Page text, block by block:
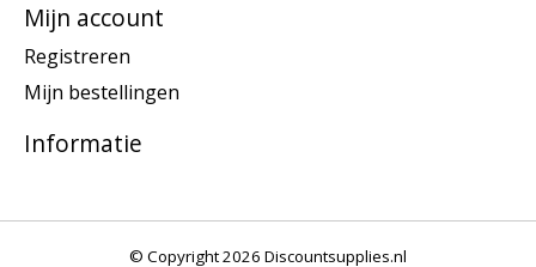
Mijn account
Registreren
Mijn bestellingen
Informatie
© Copyright 2026 Discountsupplies.nl